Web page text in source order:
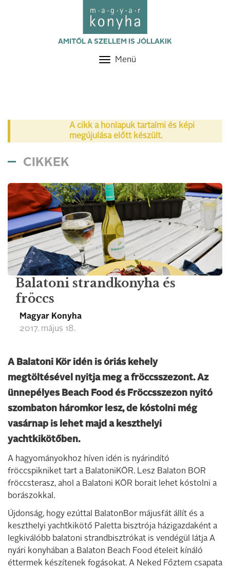
AMITŐL A SZELLEM IS JÓLLAKIK
Toggle
Menü
A cikk a honlapuk tartalmi és képi
megújulása előtt készült.
CIKKEK
Balatoni strandkonyha és
fröccs
Magyar Konyha
2017. május 18.
A Balatoni Kör idén is óriás kehely
megtöltésével nyitja meg a fröccsszezont. Az
ünnepélyes Beach Food és Fröccsszezon nyitó
szombaton háromkor lesz, de kóstolni még
vasárnap is lehet majd a keszthelyi
yachtkikötőben.
A hagyományokhoz híven idén is nyárindító
fröccspikniket tart a BalatoniKÖR. Lesz Balaton BOR
fröccsterasz, ahol a Balatoni KÖR borait lehet kóstolni a
borászokkal.
Újdonság, hogy ezúttal BalatonBor májusfát állít és a
keszthelyi yachtkikötő Paletta bisztrója házigazdaként a
legkiválóbb balatoni strandbisztrókat is vendégül látja A
nyári konyhában a Balaton Beach Food ételeit kínáló
éttermek készítenek fogásokat. A Neked Főztem csapata